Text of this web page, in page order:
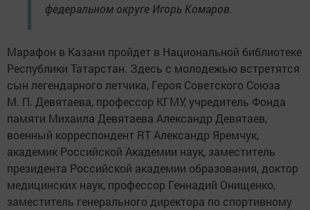
федеральном округе Игорь Комаров.
Марафон в Казани пройдет в Национальной библиотеке
Республики Татарстан. Здесь с молодежью встретятся
сын легендарного летчика, Героя Советского Союза
М. П. Девятаева, профессор КГМУ, учредитель Фонда
памяти Михаила Девятаева Александр Девятаев,
военный корреспондент RT Александр Яремчук,
академик Российской Академии наук, заместитель
президента Российской академии образования, доктор
медицинских наук, профессор Геннадий Онищенко,
заместитель генерального директора по спортивному